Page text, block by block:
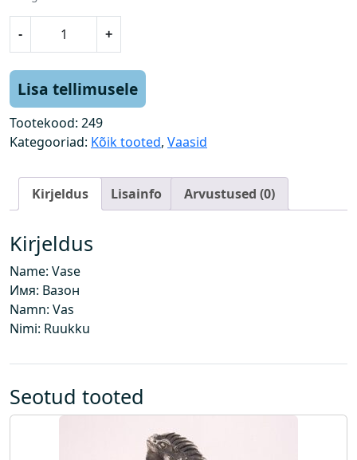
-
k
o
g
+
Lisa tellimusele
Tootekood: 249
Kategooriad: Kõik tooted, Vaasid
Kirjeldus Lisainfo Arvustused (0)
Kirjeldus
Name: Vase
Имя: Вазон
Namn: Vas
Nimi: Ruukku
Seotud tooted